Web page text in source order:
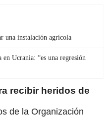
una instalación agrícola
en Ucrania: “es una regresión
recibir heridos de
de la Organización